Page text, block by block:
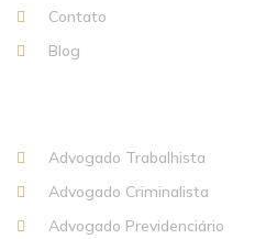
Contato
Blog
Advogado Trabalhista
Advogado Criminalista
Advogado Previdenciário